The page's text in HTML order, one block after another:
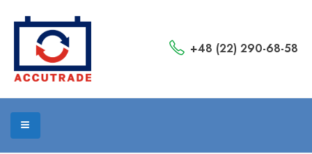
+48 (22) 290-68-58